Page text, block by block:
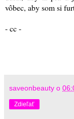
vôbec, aby som si
- cc -
saveonbeauty o
Zdieľať